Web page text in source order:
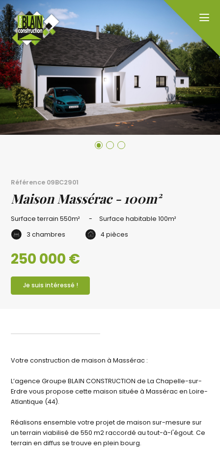
Référence 09BC2901
Maison Massérac - 100m²
Surface terrain550m² Surface habitable100m²
3 chambres
4 pièces
250 000 €
Je suis intéressé !
Votre construction de maison à Massérac :
L’agence Groupe BLAIN CONSTRUCTION de La Chapelle-sur-
Erdre vous propose cette maison située à Massérac en Loire-
Atlantique (44).
Réalisons ensemble votre projet de maison sur-mesure sur
un terrain viabilisé de 550 m2 raccordé au tout-à-l'égout. Ce
terrain en diffus se trouve en plein bourg.